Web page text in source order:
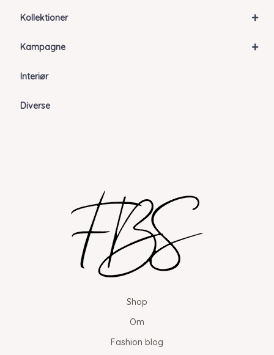
+
Kollektioner
+
Kampagne
Interiør
Diverse
Shop
Om
Fashion blog